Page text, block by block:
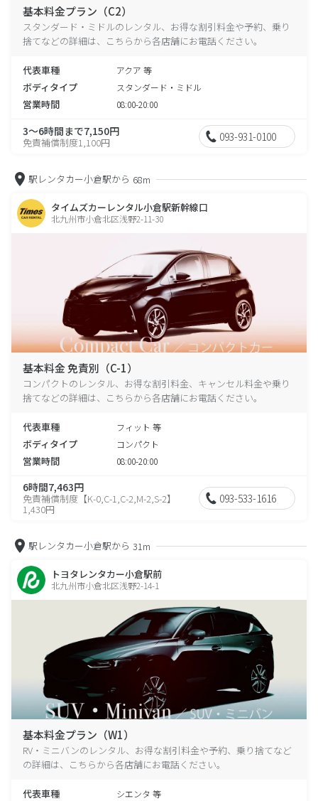
基本料金プラン（C2）
スタンダード・ミドルのレンタル、お得な割引料金や予約、乗り
捨てなどの詳細は、こちらから各店舗にお電話ください。
代表車種 アクア 等
ボディタイプ スタンダード・ミドル
営業時間 08:00-20:00
3～6時間まで7,150円
免責補償制度1,100円 093-931-0100
駅レンタカー小倉駅から 68m
タイムズカーレンタル小倉駅新幹線口
北九州市小倉北区浅野2-11-30
基本料金 免責別（C-1）
コンパクトのレンタル、お得な割引料金、キャンセル料金や乗り
捨てなどの詳細は、こちらから各店舗にお電話ください。
代表車種 フィット 等
ボディタイプ コンパクト
営業時間 08:00-20:00
6時間7,463円
免責補償制度【K-0,C-1,C-2,M-2,S-2】
1,430円
093-533-1616
駅レンタカー小倉駅から 31m
トヨタレンタカー小倉駅前
北九州市小倉北区浅野2-14-1
基本料金プラン（W1）
RV・ミニバンのレンタル、お得な割引料金や予約、乗り捨てなど
の詳細は、こちらから各店舗にお電話ください。
代表車種 シエンタ 等